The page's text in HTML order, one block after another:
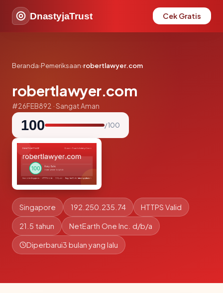
DnastyjaTrust Cek Gratis
Beranda›Pemeriksaan›robertlawyer.com
robertlawyer.com
#26FEB892 · Sangat Aman
100 / 100
Singapore 192.250.235.74 HTTPS Valid
21.5 tahun NetEarth One Inc. d/b/a
Diperbarui3 bulan yang lalu